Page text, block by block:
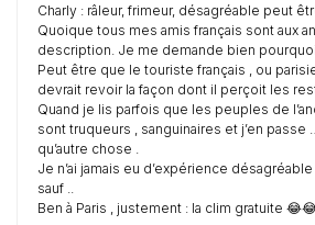
Charly : râleur, frimeur, désagréable peut
Quoique tous mes amis français sont aux
description. Je me demande bien pourquoi
Peut être que le touriste français , ou
devrait revoir la façon dont il perçoit les
Quand je lis parfois que les peuples de
sont truqueurs , sanguinaires et j’en
qu’autre chose .
Je n’ai jamais eu d’expérience
sauf ..
Ben à Paris , justement : la clim gratuite